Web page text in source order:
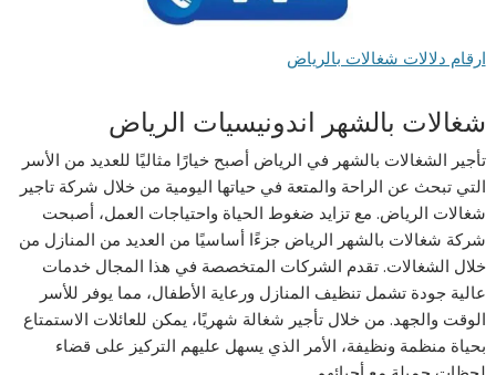
ارقام دلالات شغالات بالرياض
شغالات بالشهر اندونيسيات الرياض
تأجير الشغالات بالشهر في الرياض أصبح خيارًا مثاليًا للعديد من الأسر
التي تبحث عن الراحة والمتعة في حياتها اليومية من خلال شركة تاجير
شغالات الرياض. مع تزايد ضغوط الحياة واحتياجات العمل، أصبحت
شركة شغالات بالشهر الرياض جزءًا أساسيًا من العديد من المنازل من
خلال الشغالات. تقدم الشركات المتخصصة في هذا المجال خدمات
عالية جودة تشمل تنظيف المنازل ورعاية الأطفال، مما يوفر للأسر
الوقت والجهد. من خلال تأجير شغالة شهريًا، يمكن للعائلات الاستمتاع
بحياة منظمة ونظيفة، الأمر الذي يسهل عليهم التركيز على قضاء